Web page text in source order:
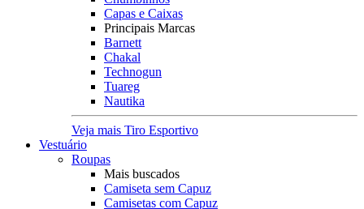
Capas e Caixas
Principais Marcas
Barnett
Chakal
Technogun
Tuareg
Nautika
Veja mais Tiro Esportivo
Vestuário
Roupas
Mais buscados
Camiseta sem Capuz
Camisetas com Capuz